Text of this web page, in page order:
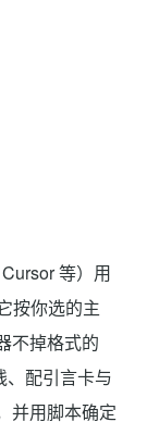
等）用
按你选的主
不掉格式的
配引言卡与
并用脚本确定